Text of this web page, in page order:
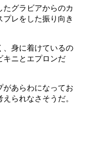
グラビアからのカ
レをした振り向き
身に着けているの
キニとエプロンだ
あらわになってお
られなさそうだ。